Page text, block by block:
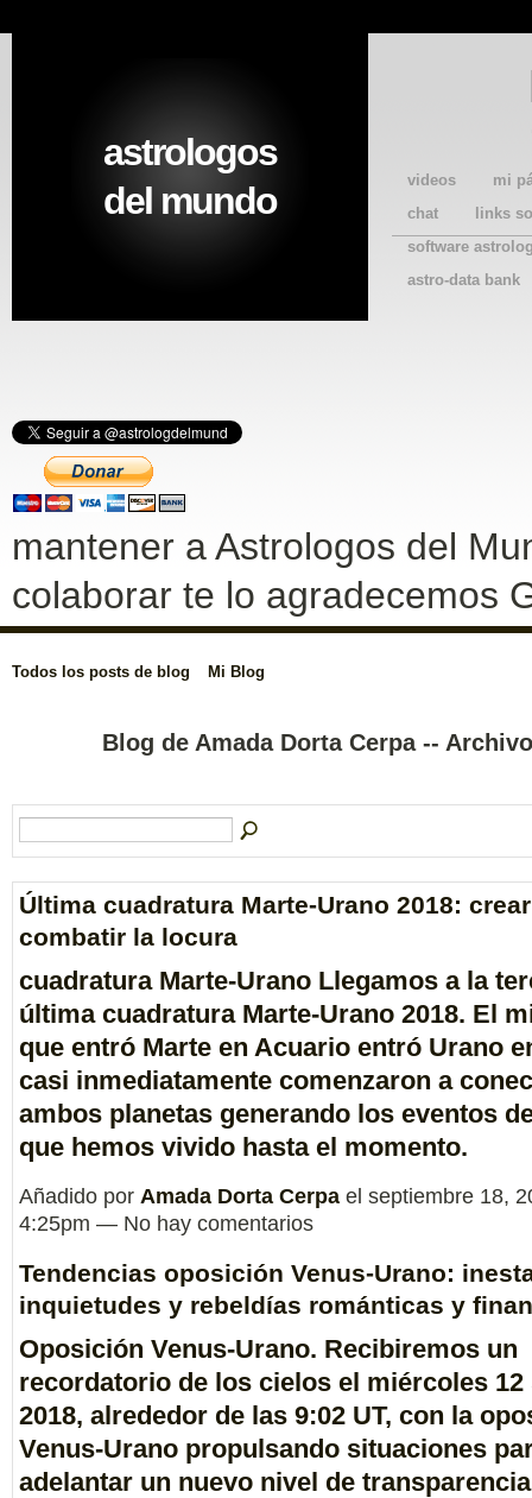
videos
mi
chat
links
software
astro-data bank
astrologos
del mundo
mantener a Astrologos del
colaborar te lo agradecemos
Todos los posts de blog Mi Blog
Blog de Amada Dorta Cerpa --
Última cuadratura Marte-Urano 2018:
combatir la locura
cuadratura Marte-Urano Llegamos a la
última cuadratura Marte-Urano 2018. El
que entró Marte en Acuario entró Urano
casi inmediatamente comenzaron a
ambos planetas generando los eventos
que hemos vivido hasta el momento.
Añadido por Amada Dorta Cerpa el septiembre 18,
4:25pm — No hay comentarios
Tendencias oposición Venus-Urano:
inquietudes y rebeldías románticas y
Oposición Venus-Urano. Recibiremos un
recordatorio de los cielos el miércoles
2018, alrededor de las 9:02 UT, con la
Venus-Urano propulsando situaciones
adelantar un nuevo nivel de